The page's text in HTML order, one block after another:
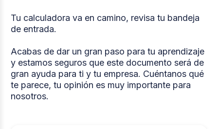
Tu calculadora va en camino, revisa tu bandeja
de entrada.
Acabas de dar un gran paso para tu aprendizaje
y estamos seguros que este documento será de
gran ayuda para ti y tu empresa. Cuéntanos qué
te parece, tu opinión es muy importante para
nosotros.